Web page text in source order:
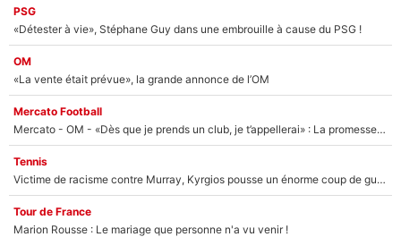
PSG
«Détester à vie», Stéphane Guy dans une embrouille à cause du PSG !
OM
«La vente était prévue», la grande annonce de l’OM
Mercato Football
Mercato - OM - «Dès que je prends un club, je t’appellerai» : La promesse de Marcelino au moment de claquer la porte
Tennis
Victime de racisme contre Murray, Kyrgios pousse un énorme coup de gueule !
Tour de France
Marion Rousse : Le mariage que personne n'a vu venir !